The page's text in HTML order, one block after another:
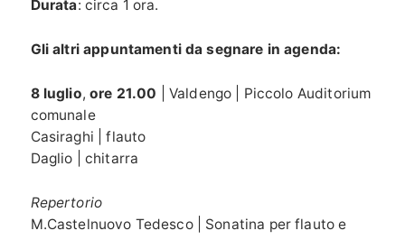
Durata: circa 1 ora.
Gli altri appuntamenti da segnare in agenda:
8 luglio,ore 21.00 | Valdengo | Piccolo Auditorium
comunale
Casiraghi | flauto
Daglio | chitarra
Repertorio
M.Castelnuovo Tedesco | Sonatina per flauto e